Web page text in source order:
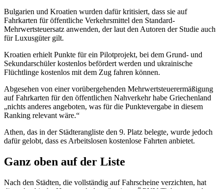
Bulgarien und Kroatien wurden dafür kritisiert, dass sie auf
Fahrkarten für öffentliche Verkehrsmittel den Standard-
Mehrwertsteuersatz anwenden, der laut den Autoren der Studie auch
für Luxusgüter gilt.
Kroatien erhielt Punkte für ein Pilotprojekt, bei dem Grund- und
Sekundarschüler kostenlos befördert werden und ukrainische
Flüchtlinge kostenlos mit dem Zug fahren können.
Abgesehen von einer vorübergehenden Mehrwertsteuerermäßigung
auf Fahrkarten für den öffentlichen Nahverkehr habe Griechenland
„nichts anderes angeboten, was für die Punktevergabe in diesem
Ranking relevant wäre.“
Athen, das in der Städterangliste den 9. Platz belegte, wurde jedoch
dafür gelobt, dass es Arbeitslosen kostenlose Fahrten anbietet.
Ganz oben auf der Liste
Nach den Städten, die vollständig auf Fahrscheine verzichten, hat